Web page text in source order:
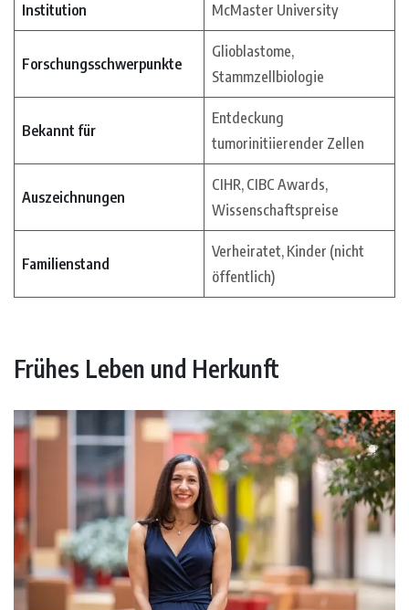
Institution McMaster University
Forschungsschwerpunkte
Glioblastome,
Stammzellbiologie
Bekannt für
Entdeckung
tumorinitiierender Zellen
Auszeichnungen
CIHR, CIBC Awards,
Wissenschaftspreise
Familienstand
Verheiratet, Kinder (nicht
öffentlich)
Frühes Leben und Herkunft